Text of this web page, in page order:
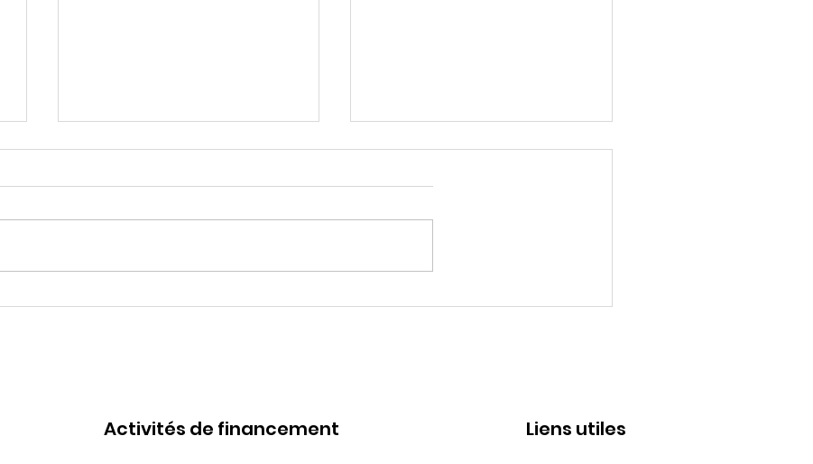
En route vers une 10e
Plus de 60 000$ lors du 9e
Activités de financement Liens utiles